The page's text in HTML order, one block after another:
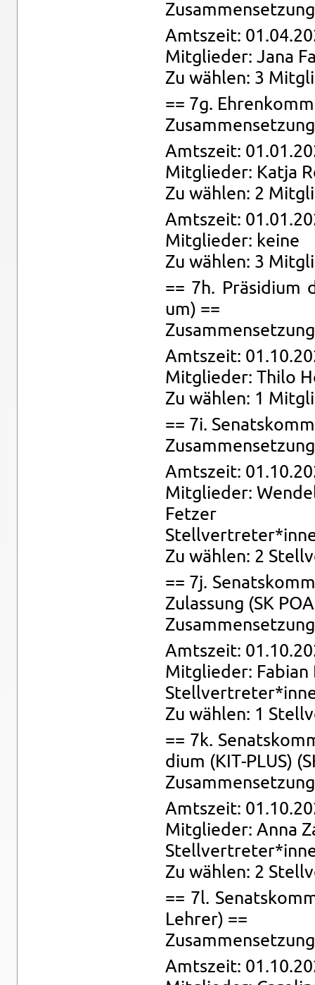
Amts­zeit:
Mit­glie­der: Jana
Zu wäh­len: 3
== 7g.
Amts­zeit:
Mit­glie­der: Katja
Zu wäh­len: 2
Amts­zeit:
Mit­glie­der: keine
Zu wäh­len: 3
== 7h. Prä­si­di­um
um) ==
Amts­zeit:
Mit­glie­der: Thilo
Zu wäh­len: 1
== 7i.
Amts­zeit:
Mit­glie­der:
Fet­zer
Zu wäh­len: 2
== 7j.
Zu­las­sung (SK
Amts­zeit:
Mit­glie­der: Fa­bi­an
Zu wäh­len: 1
== 7k.
di­um (KIT-PLUS)
Amts­zeit:
Mit­glie­der: Anna
Zu wäh­len: 2
== 7l.
Leh­rer) ==
Amts­zeit: